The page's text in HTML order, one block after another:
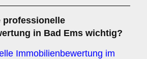
professionelle
in Bad Ems wichtig?
Immobilienbewertung im